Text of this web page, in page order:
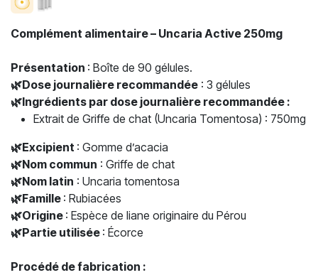
Complément alimentaire – Uncaria Active 250mg
Présentation : Boîte de 90 gélules.
🌿Dose journalière recommandée : 3 gélules
🌿Ingrédients par dose journalière recommandée :
Extrait de Griffe de chat (Uncaria Tomentosa) : 750mg
🌿Excipient : Gomme d’acacia
🌿Nom commun : Griffe de chat
🌿Nom latin : Uncaria tomentosa
🌿Famille : Rubiacées
🌿Origine : Espèce de liane originaire du Pérou
🌿Partie utilisée : Écorce
Procédé de fabrication :